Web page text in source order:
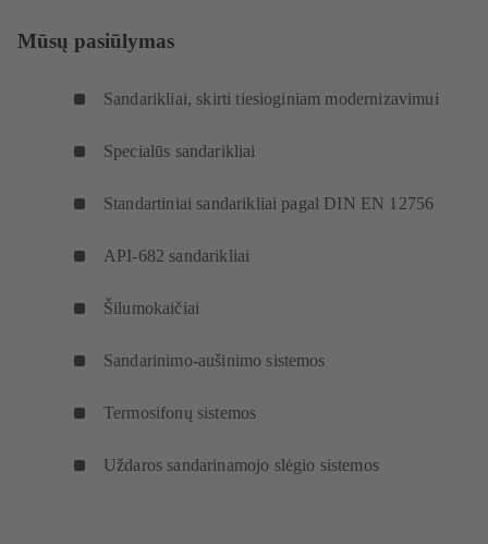
Mūsų pasiūlymas
Sandarikliai, skirti tiesioginiam modernizavimui
Specialūs sandarikliai
Standartiniai sandarikliai pagal DIN EN 12756
API-682 sandarikliai
Šilumokaičiai
Sandarinimo-aušinimo sistemos
Termosifonų sistemos
Uždaros sandarinamojo slėgio sistemos